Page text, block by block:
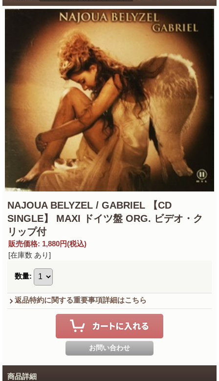
NAJOUA BELYZEL / GABRIEL 【CD
SINGLE】 MAXI ドイツ盤 ORG. ビデオ・ク
リップ付
販売価格: 1,880円(税込)
[在庫数 あり]
数量:
返品特約に関する重要事項詳細はこちら
商品詳細